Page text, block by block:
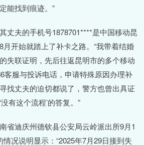
能找到痕迹。”
丈夫的手机号1878701****是中国移动昆
开始就踏上了补卡之路。“我带着结婚
失联证明，先后往返昆明市的多个移动
客服与投诉电话，申请特殊原因办理补
找丈夫的迫切都说了，警方也曾出具证
有这个流程’的答复。”
省迪庆州德钦县公安局云岭派出所9月1
况说明显示：“2025年7月29日接到失